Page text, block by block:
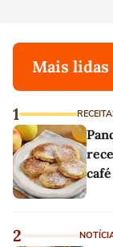
Mais lidas
1
2